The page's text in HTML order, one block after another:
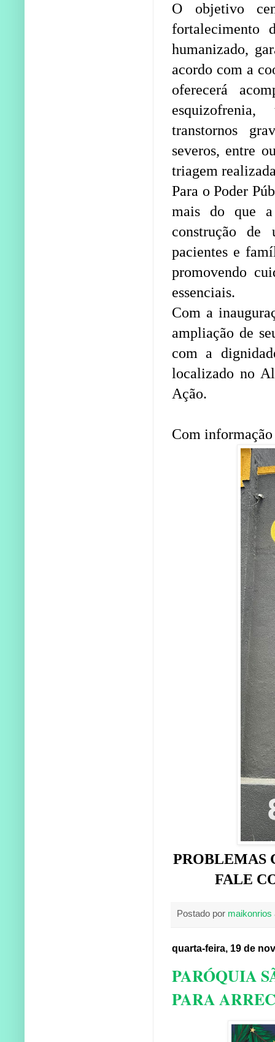
O objetivo
fortalecimento
humanizado,
acordo com a
oferecerá
transtornos
severos, entre
triagem
Para o Poder
mais do que
construção de
pacientes e
promovendo
essenciais.
Com a
ampliação de
com a
localizado no
Ação.
Com
PROBLEMAS
FALE
Postado por maikonrios
quarta-feira, 19 de
PARÓQUIA
PARA